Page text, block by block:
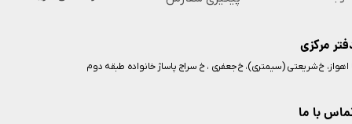
مرکزی
با ما
اهواز، خ شریعتی (سیمتری)، خ جعفری ، خ سراج پاساژ خانواده طبقه دوم